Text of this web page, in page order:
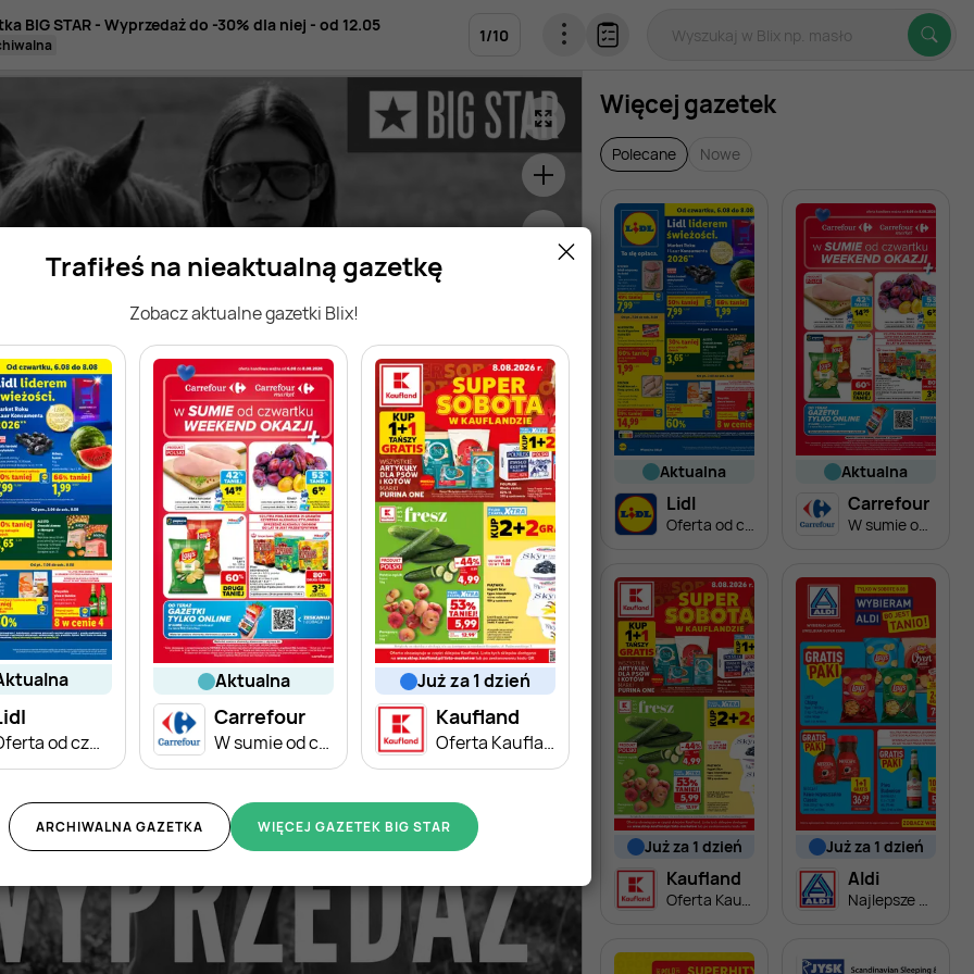
Trafiłeś na nieaktualną gazetkę
Zobacz aktualne gazetki Blix!
aktualna
Oferta od czwartku
aktualna
Carrefour
W sumie od czwartku weekend okazji
już za 1 dzień
Kaufland
Oferta Kaufland - SUPER SOBOTA
WIĘCEJ GAZETEK BIG STAR
ARCHIWALNA GAZETKA
BIG STAR - Wyprzedaż do -30% dla niej - od 12.05
1/10
Więcej gazetek
Polecane Nowe
aktualna
Lidl
Oferta od czwartku
aktualna
Carrefour
W sumie od czwartku weekend okazji
już za 1 dzień
Kaufland
już za 1 dzień
Aldi